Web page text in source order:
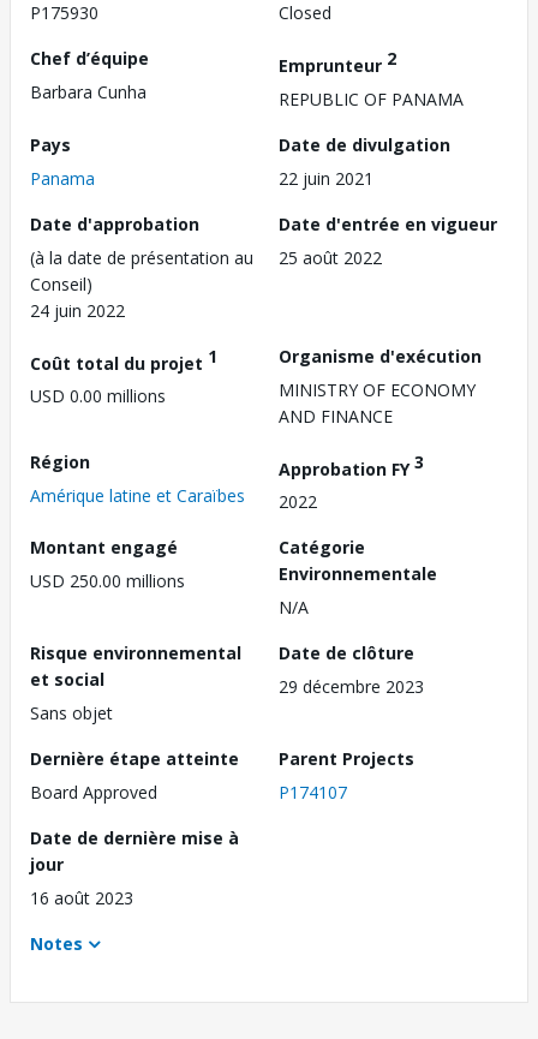
P175930
Closed
Chef d’équipe
Barbara Cunha
Emprunteur 2
REPUBLIC OF PANAMA
Pays
Panama
Date de divulgation
22 juin 2021
Date d'approbation
(à la date de présentation au
Conseil)
24 juin 2022
Date d'entrée en vigueur
25 août 2022
Coût total du projet 1
USD 0.00 millions
Organisme d'exécution
MINISTRY OF ECONOMY
AND FINANCE
Région
Amérique latine et Caraïbes
Approbation FY3
2022
Montant engagé
USD 250.00 millions
Catégorie
Environnementale
N/A
Risque environnemental
et social
Sans objet
Date de clôture
29 décembre 2023
Dernière étape atteinte
Board Approved
Parent Projects
P174107
Date de dernière mise à
jour
16 août 2023
Notes